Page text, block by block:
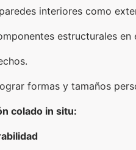
interiores como
estructurales en
formas y tamaños
colado in situ: